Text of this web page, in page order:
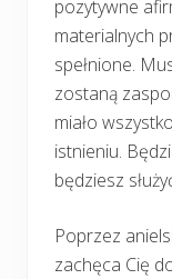
pozytywne
materialnych
spełnione.
zostaną
miało
istnieniu.
będziesz
Poprzez
zachęca Cię